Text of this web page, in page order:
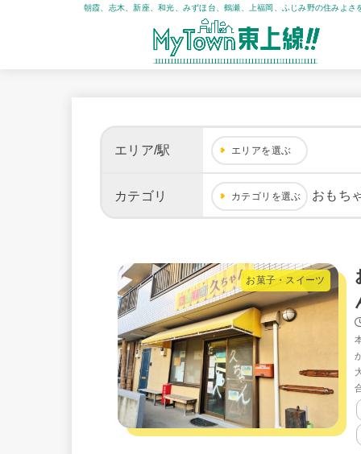
朝霞、志木、新座、和光、みずほ台、鶴瀬、上福岡、ふじみ野の住みよさ
エリア/駅 エリアを選ぶ
カテゴリ カテゴリを選ぶ おもち
お菓子・スイーツ